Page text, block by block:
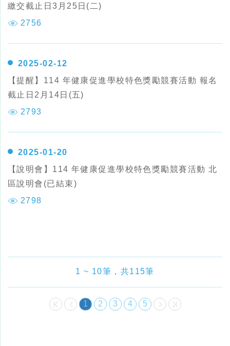
繳交截止日3月25日(二)
2756
2025-02-12
【提醒】114 年健康促進學校特色獎勵競賽活動 報名
截止日2月14日(五)
2793
2025-01-20
【說明會】114 年健康促進學校特色獎勵競賽活動 北
區說明會(已結束)
2798
1 ~ 10筆，共115筆
1 2 3 4 5